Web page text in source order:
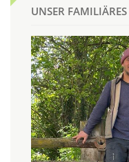
UNSER